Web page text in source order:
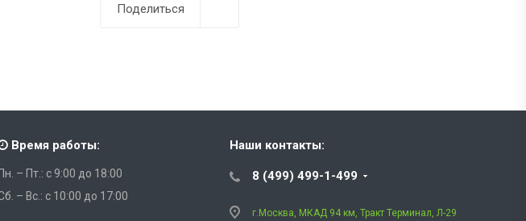
Поделиться
Время работы:
Пн. – Пт.: с 9:00 до 18:00
– Вс.: с 10:00 до 17:00
Наши контакты:
8 (499) 499-1-499
г.Москва, МКАД 94 км, Тракт Терминал, Л-29